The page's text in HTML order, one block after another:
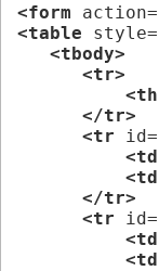
<form action=
<table style=
<tbody>
<tr>
<th
</tr>
<tr id=
<td
<td
</tr>
<tr id=
<td
<td